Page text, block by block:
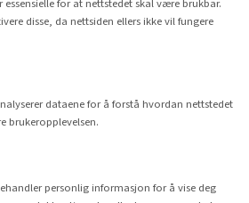
disse, da nettsiden ellers ikke vil fungere
dataene for å forstå hvordan nettstedet
brukeropplevelsen.
personlig informasjon for å vise deg